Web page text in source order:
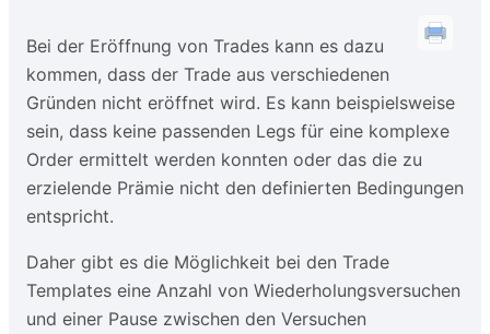
Bei der Eröffnung von Trades kann es dazu
kommen, dass der Trade aus verschiedenen
Gründen nicht eröffnet wird. Es kann beispielsweise
sein, dass keine passenden Legs für eine komplexe
Order ermittelt werden konnten oder das die zu
erzielende Prämie nicht den definierten Bedingungen
entspricht.
Daher gibt es die Möglichkeit bei den Trade
Templates eine Anzahl von Wiederholungsversuchen
und einer Pause zwischen den Versuchen